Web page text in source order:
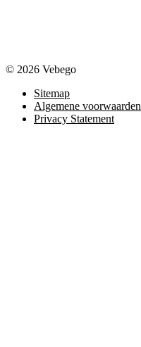
© 2026 Vebego
Sitemap
Algemene voorwaarden
Privacy Statement